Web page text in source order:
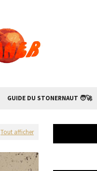
GUIDE DU STONERNAUT 🧑‍🚀
Tout afficher